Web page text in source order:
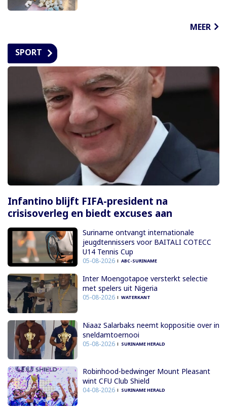
MEER
SPORT
Infantino blijft FIFA-president na
crisisoverleg en biedt excuses aan
Suriname ontvangt internationale
jeugdtennissers voor BAITALI COTECC
U14 Tennis Cup
05-08-2026 ABC-SURINAME
Inter Moengotapoe versterkt selectie
met spelers uit Nigeria
05-08-2026 WATERKANT
Niaaz Salarbaks neemt koppositie over in
sneldamtoernooi
05-08-2026 SURINAME HERALD
Robinhood-bedwinger Mount Pleasant
wint CFU Club Shield
04-08-2026 SURINAME HERALD